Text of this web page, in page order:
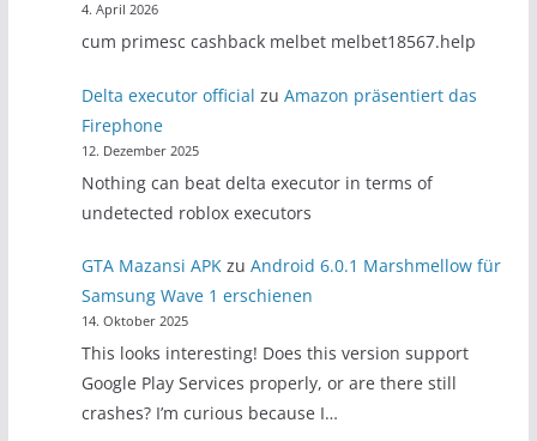
4. April 2026
cum primesc cashback melbet melbet18567.help
Delta executor official zuAmazon präsentiert das
Firephone
12. Dezember 2025
Nothing can beat delta executor in terms of
undetected roblox executors
GTA Mazansi APK zuAndroid 6.0.1 Marshmellow für
Samsung Wave 1 erschienen
14. Oktober 2025
This looks interesting! Does this version support
Google Play Services properly, or are there still
crashes? I’m curious because I…